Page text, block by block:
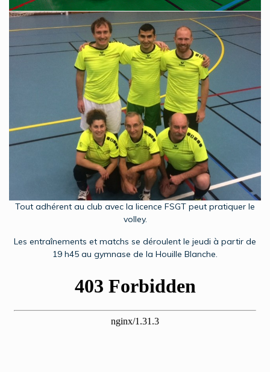
Tout adhérent au club avec la licence FSGT peut pratiquer le
volley.
Les entraînements et matchs se déroulent le jeudi à partir de
19 h45 au gymnase de la Houille Blanche.